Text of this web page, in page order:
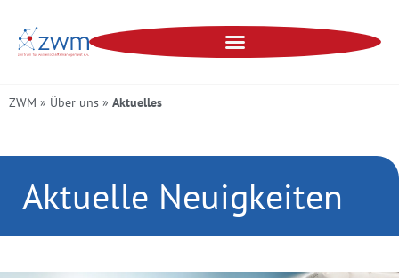
ZWM » Über uns » Aktuelles
Aktuelle Neuigkeiten